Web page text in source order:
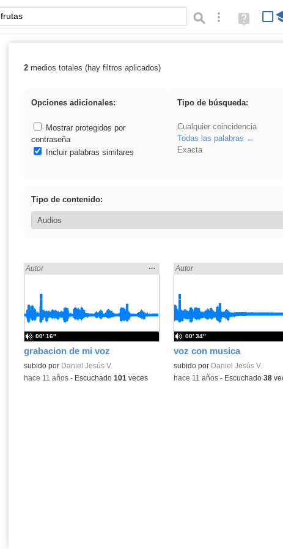
Palabra o frase: Búsqueda avanzada
Ayuda
(en
Resultados de: frutas
2medios totales (hay filtros aplicados)
Opciones adicionales:
Mostrar protegidos por
contraseña
Incluir palabras similares
Tipo de búsqueda:
Cualquier coincidencia
Todas las palabras
Exacta
Tipo de contenido:
grabacion de mi voz
Encontrado «frutas» en:
Autor
Mostrar
la
búsqueda
…
subido por Daniel Jesús V.
00′ 16″
-hace 11 años- Escuchado 101 veces
voz con musica
Encontrado «frutas» en:
Autor
subido por Daniel Jesús V.
00′ 34″
-hace 11 años- Escuchado 38